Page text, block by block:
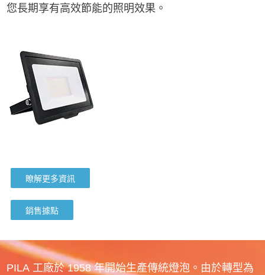
您長期享有高效節能的照明效果。
瞭解更多資訊
銷售據點
PILA 工廠於 1958 年開始生產傳統燈泡。由於轉型為